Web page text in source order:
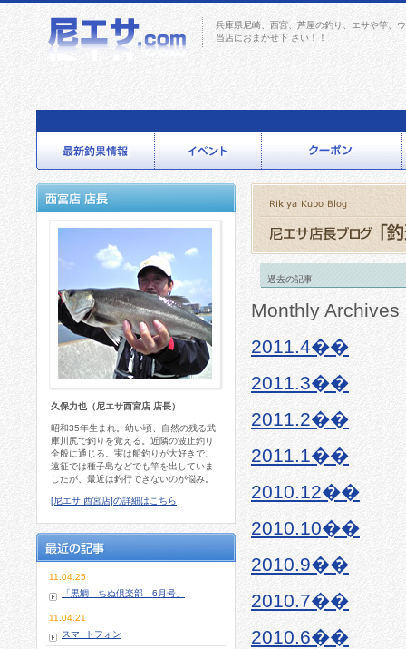
兵庫県尼崎、西宮、芦屋の釣り、エサや竿、
当店におまかせ下 さい！！
久保力也（尼エサ西宮店 店長）
昭和35年生まれ。幼い頃、自然の残る武
庫川尻で釣りを覚える。近隣の波止釣り
全般に通じる。実は船釣りが大好きで、
遠征では種子島などでも竿を出していま
したが、最近は釣行できないのが悩み。
[尼エサ 西宮店]の詳細はこちら
11.04.25
「黒鯛 ちぬ倶楽部 6月号」
11.04.21
スマ−トフォン
過去の記事
Monthly Archives
2011.4��
2011.3��
2011.2��
2011.1��
2010.12��
2010.10��
2010.9��
2010.7��
2010.6��